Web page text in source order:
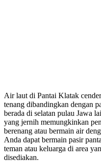
Air laut di Pantai Klatak
tenang dibandingkan dengan
berada di selatan pulau Jawa
yang jernih memungkinkan
berenang atau bermain air
Anda dapat bermain pasir
teman atau keluarga di area
disediakan.